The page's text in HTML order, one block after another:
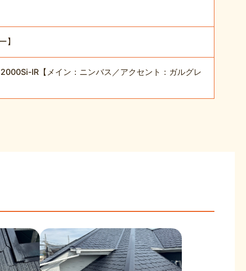
】
IR【メイン：ニンバス／アクセント：ガルグレ